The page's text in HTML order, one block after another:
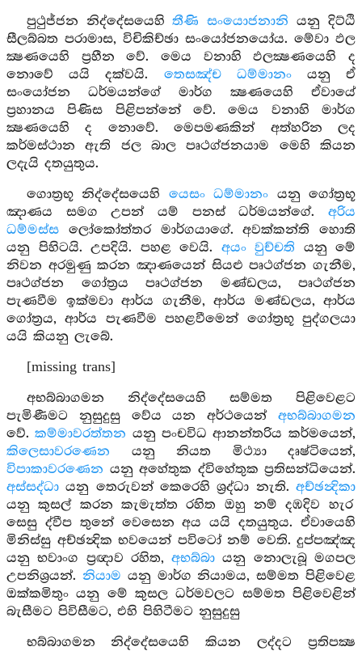
පුථුජ්ජන නිද්දේසයෙහිතීණි සංයොජනානි යනු දිට්ඨි
සීලබ්බත පරාමාස, විචිකිච්ඡා සංයෝජනයෝය. මේවා ඵල
ක්‍ෂණයෙහි ප්‍රහීන වේ. මෙය වනාහි ඵලක්‍ෂණයෙහි ද
නොවේ යයි දක්වයි. තෙසඤ්ච ධම්මානංයනු ඒ
සංයෝජන ධර්මයන්ගේ මාර්ග ක්‍ෂණයෙහි ඒවායේ
ප්‍රහානය පිණිස පිළිපන්නේ වේ. මෙය වනාහි මාර්ග
ක්‍ෂණයෙහි ද නොවේ. මෙපමණකින් අත්හරින ලද
කර්මස්ථාන ඇති ජල බාල පෘථග්ජනයාම මෙහි කියන
ලදැයි දතයුතුය.
ගොත්‍රභූ නිද්දේසයෙහි යෙසං ධම්මානං යනු ගෝත්‍රභූ
ඤාණය සමග උපන් යම් පනස් ධර්මයන්ගේ. අරිය
ධම්මස්ස ලෝකෝත්තර මාර්ගයාගේ. අවක්කන්ති හොති
යනු පිහිටයි. උපදියි. පහළ වෙයි. අයං වුච්චති යනු මේ
නිවන අරමුණු කරන ඤාණයෙන් සියළු පෘථග්ජන ගැනීම,
පෘථග්ජන ගෝත්‍රය පෘථග්ජන මණ්ඩලය, පෘථග්ජන
පැණවීම ඉක්මවා ආර්ය ගැනීම, ආර්ය මණ්ඩලය, ආර්ය
ගෝත්‍රය, ආර්ය පැණවීම පහළවීමෙන් ගෝත්‍රභූ පුද්ගලයා
යයි කියනු ලැබේ.
[missing trans]
අභබ්බාගමන නිද්දේසයෙහි සම්මත පිළිවෙළට
පැමිණීමට නුසුදුසු වේය යන අර්ථයෙන් අභබ්බාගමන
වේ.කම්මාවරත්තන යනු පංචවිධ ආනන්තරිය කර්මයෙන්,
කිලෙසාවරණෙන යනු නියත මිථ්‍යා දෘෂ්ටියෙන්,
විපාකාවරණෙන යනු අහේතුක ද්විහේතුක ප්‍රතිසන්ධියෙන්.
අස්සද්ධා යනු තෙරුවන් කෙරෙහි ශ්‍රද්ධා නැති. අච්ඡන්‍දිකා
යනු කුසල් කරන කැමැත්ත රහිත ඔහු නම් දඹදිව හැර
සෙසු ද්වීප තුනේ වෙසෙන අය යයි දතයුතුය. ඒවායෙහි
මිනිස්සු අච්ඡන්‍දික භවයෙන් පවිටෝ නම් වෙති. දුප්පඤ්ඤ
යනු භවාංග ප්‍රඥාව රහිත,අභබ්බායනු නොලැබූ මගපල
උපනිශ්‍රයන්. නියාම යනු මාර්ග නියාමය, සම්මත පිළිවෙළ
ඔක්කමිතුං යනු මේ කුසල ධර්මවලට සම්මත පිළිවෙළින්
බැසීමට පිවිසීමට, එහි පිහිටීමට නුසුදුසු
භබ්බාගමන නිද්දේසයෙහි කියන ලද්දට ප්‍රතිපක්‍ෂ